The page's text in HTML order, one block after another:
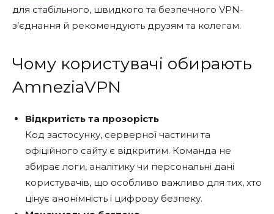
для стабільного, швидкого та безпечного VPN-
з’єднання й рекомендують друзям та колегам.
Чому користувачі обирають
AmneziaVPN
Відкритість та прозорість
Код застосунку, серверної частини та
офіційного сайту є відкритим. Команда не
збирає логи, аналітику чи персональні дані
користувачів, що особливо важливо для тих, хто
цінує анонімність і цифрову безпеку.